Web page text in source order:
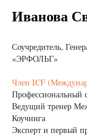
Иванова
Соучредитель,
«ЭРФОЛЬГ»
Член ICF
Профессиональный
Ведущий тренер
Коучинга
Эксперт и первый